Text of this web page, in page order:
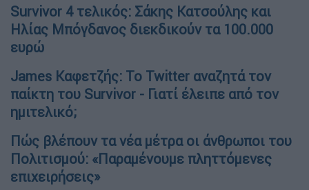
Survivor 4 τελικός: Σάκης Κατσούλης και
Ηλίας Μπόγδανος διεκδικούν τα 100.000
ευρώ
James Καφετζής: Το Twitter αναζητά τον
παίκτη του Survivor - Γιατί έλειπε από τον
ημιτελικό;
Πώς βλέπουν τα νέα μέτρα οι άνθρωποι του
Πολιτισμού: «Παραμένουμε πληττόμενες
επιχειρήσεις»